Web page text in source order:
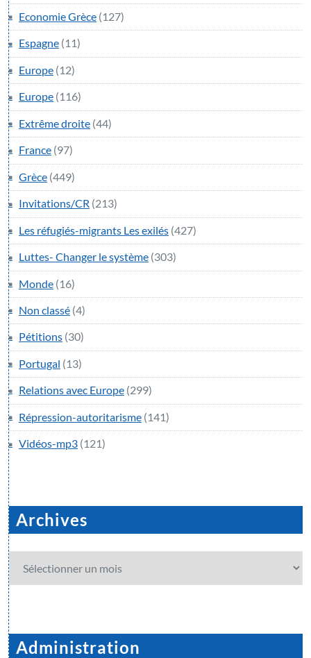
Economie Grèce (127)
Espagne (11)
Europe (12)
Europe (116)
Extrême droite (44)
France (97)
Grèce (449)
Invitations/CR (213)
Les réfugiés-migrants Les exilés (427)
Luttes- Changer le système (303)
Monde (16)
Non classé (4)
Pétitions (30)
Portugal (13)
Relations avec Europe (299)
Répression-autoritarisme (141)
Vidéos-mp3 (121)
Archives
Archives
Administration